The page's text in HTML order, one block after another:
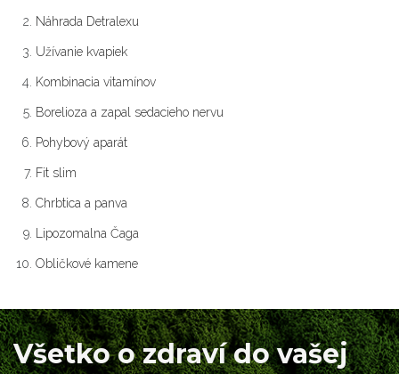
Náhrada Detralexu
Užívanie kvapiek
Kombinacia vitamínov
Borelioza a zapal sedacieho nervu
Pohybový aparát
Fit slim
Chrbtica a panva
Lipozomalna Čaga
Obličkové kamene
Všetko o zdraví do vašej